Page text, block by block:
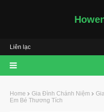
Liên lạc
Home Gia Đình Chánh Niệm
Em Bé Thương Tích